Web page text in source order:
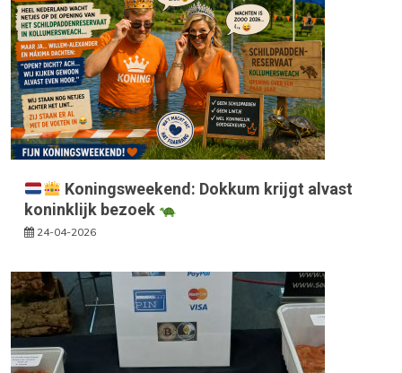
Koningsweekend: Dokkum krijgt alvast
koninklijk bezoek
24-04-2026